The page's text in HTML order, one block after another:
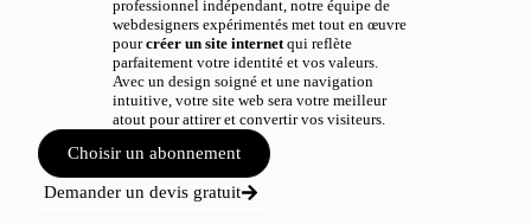
professionnel indépendant, notre équipe de
webdesigners expérimentés met tout en œuvre
pourcréer un site internetqui reflète
parfaitement votre identité et vos valeurs.
Avec un design soigné et une navigation
intuitive, votre site web sera votre meilleur
atout pour attirer et convertir vos visiteurs.
Choisir un abonnement
Demander un devis gratuit